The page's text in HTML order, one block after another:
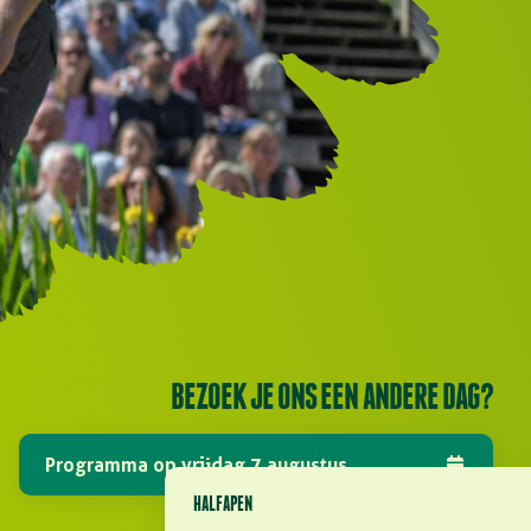
BEZOEK JE ONS EEN ANDERE DAG?
Programma op vrijdag 7 augustus
HALFAPEN